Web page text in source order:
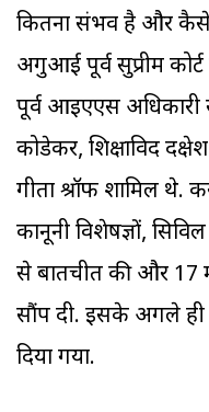
कितना संभव है और कैसे
अगुआई पूर्व सुप्रीम
पूर्व आइएएस
कोडेकर, शिक्षाविद
गीता श्रॉफ शामिल
कानूनी विशेषज्ञों,
से बातचीत की और 17
सौंप दी. इसके अगले ही
दिया गया.